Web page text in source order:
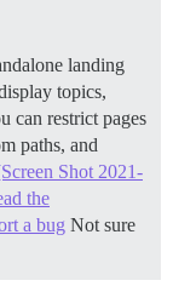
landing
topics,
can restrict pages
paths, and
Shot 2021-
the
a bug Not sure